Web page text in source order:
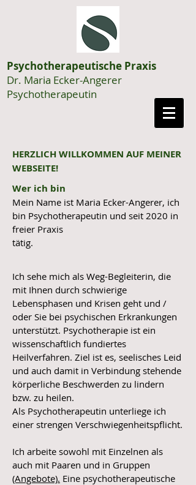
Psychotherapeutische Praxis
Dr. Maria Ecker-Angerer
Psychotherapeutin
HERZLICH WILLKOMMEN AUF MEINER
WEBSEITE!
Wer ich bin
Mein Name ist Maria Ecker-Angerer, ich
bin Psychotherapeutin und seit 2020 in
freier Praxis
tätig.
Ich sehe mich als Weg-Begleiterin, die
mit Ihnen durch schwierige
Lebensphasen und Krisen geht und /
oder Sie bei psychischen Erkrankungen
unterstützt. Psychotherapie ist ein
wissenschaftlich fundiertes
Heilverfahren. Ziel ist es, seelisches Leid
und auch damit in Verbindung stehende
körperliche Beschwerden zu lindern
bzw. zu heilen.
Als Psychotherapeutin unterliege ich
einer strengen Verschwiegenheitspflicht.
Ich arbeite sowohl mit Einzelnen als
auch mit Paaren und in Gruppen
(Angebote). Eine psychotherapeutische